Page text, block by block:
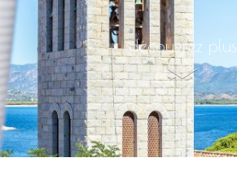
Vérifier la Disponibilité
Demander informations
découvrez plus